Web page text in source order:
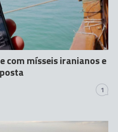
com mísseis iranianos e
1